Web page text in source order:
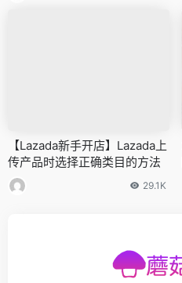
【Lazada新手开店】Lazada上
传产品时选择正确类目的方法
29.1K